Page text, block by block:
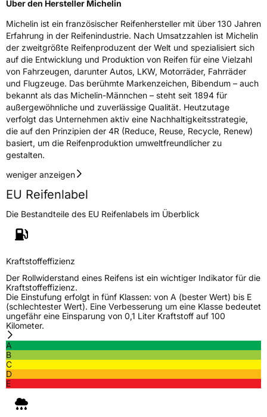
Über den Hersteller Michelin
Michelin ist ein französischer Reifenhersteller mit über 130 Jahren
Erfahrung in der Reifenindustrie. Nach Umsatzzahlen ist Michelin
der zweitgrößte Reifenproduzent der Welt und spezialisiert sich
auf die Entwicklung und Produktion von Reifen für eine Vielzahl
von Fahrzeugen, darunter Autos, LKW, Motorräder, Fahrräder
und Flugzeuge. Das berühmte Markenzeichen, Bibendum – auch
bekannt als das Michelin-Männchen – steht seit 1894 für
außergewöhnliche und zuverlässige Qualität. Heutzutage
verfolgt das Unternehmen aktiv eine Nachhaltigkeitsstrategie,
die auf den Prinzipien der 4R (Reduce, Reuse, Recycle, Renew)
basiert, um die Reifenproduktion umweltfreundlicher zu
gestalten.
weniger anzeigen
EU Reifenlabel
Die Bestandteile des EU Reifenlabels im Überblick
Kraftstoffeffizienz
Der Rollwiderstand eines Reifens ist ein wichtiger Indikator für die
Kraftstoffeffizienz.
Die Einstufung erfolgt in fünf Klassen: von A (bester Wert) bis E
(schlechtester Wert). Eine Verbesserung um eine Klasse bedeutet
ungefähr eine Einsparung von 0,1 Liter Kraftstoff auf 100
Kilometer.
A
B
C
D
E